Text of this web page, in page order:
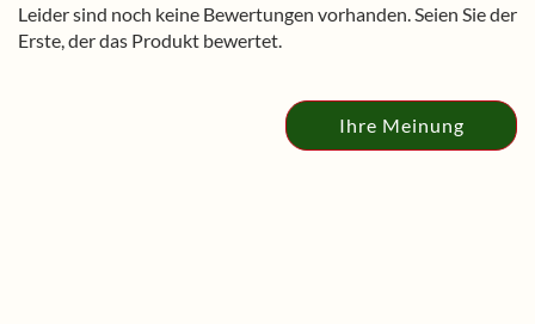
Leider sind noch keine Bewertungen vorhanden. Seien Sie der
Erste, der das Produkt bewertet.
Ihre Meinung